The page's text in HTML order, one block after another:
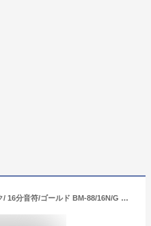
NAKANO(ナカノ) ブックマーク/ 16分音符/ゴールド BM-88/16N/G 【送料無料】【smtb-KD】【RCP】：-p2